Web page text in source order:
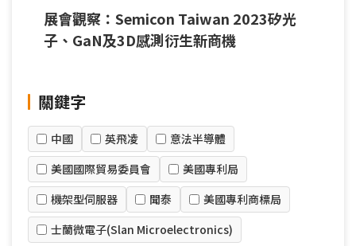
展會觀察：Semicon Taiwan 2023矽光
子、GaN及3D感測衍生新商機
關鍵字
中國 英飛凌
意法半導體
美國國際貿易委員會
美國專利局
機架型伺服器
聞泰
美國專利商標局
士蘭微電子(Slan Microelectronics)